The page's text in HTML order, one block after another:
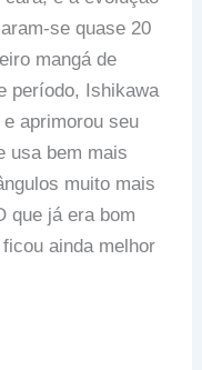
se quase 20
mangá de
período, Ishikawa
aprimorou seu
usa bem mais
muito mais
que já era bom
ainda melhor